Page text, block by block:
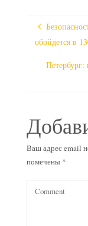
обойдется в
Ваш адрес email
помечены *